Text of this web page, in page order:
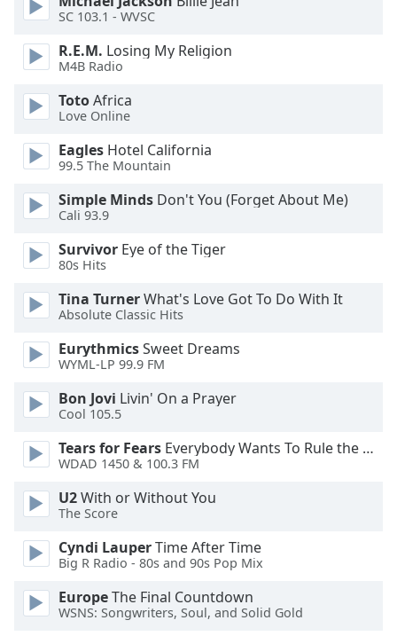
dialog
Escape
window.
Background
Color
Opacity
Caption
Area
Background
SC 103.1 - WVSC
R.E.M. Losing My Religion
M4B Radio
TotoAfrica
Love Online
Eagles Hotel California
99.5 The Mountain
Simple Minds Don't You (Forget About Me)
Cali 93.9
Survivor Eye of the Tiger
80s Hits
Tina TurnerWhat's Love Got To Do With It
Absolute Classic Hits
EurythmicsSweet Dreams
WYML-LP 99.9 FM
Bon Jovi Livin' On a Prayer
Cool 105.5
Tears for Fears Everybody Wants To Rule the World
WDAD 1450 & 100.3 FM
U2With or Without You
The Score
Cyndi LauperTime After Time
Big R Radio - 80s and 90s Pop Mix
EuropeThe Final Countdown
WSNS: Songwriters, Soul, and Solid Gold